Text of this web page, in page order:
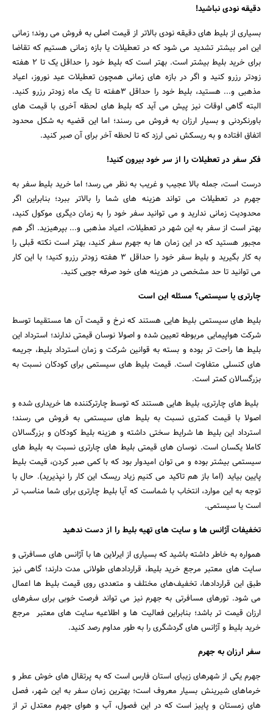
دقیقه نودی نباشید!
بسیاری از بلیط های دقیقه نودی بالاتر از قیمت اصلی به فروش می روند؛ زمانی
این امر بیشتر تشدید می شود که در تعطیلات یا بازه زمانی هستیم که تقاضا
برای خرید بلیط بیشتر است. بهتر است که بلیط خود را حداقل یک تا 2 هفته
زودتر رزرو کنید و اگر در بازه های زمانی همچون تعطیلات عید نوروز، اعیاد
مذهبی و... هستید، بلیط خود را حداقل 3هفته تا یک ماه زودتر رزرو کنید.
البته گاهی اوقات نیز پیش می آید که بلیط های لحظه آخری با قیمت های
باورنکردنی و بسیار ارزان به فروش می رسند؛ اما این قضیه به شکل محدود
اتفاق افتاده و به ریسکش نمی ارزد که تا لحظه آخر برای آن صبر کنید.
فکر سفر در تعطیلات را از سر خود بیرون کنید!
درست است، جمله بالا عجیب و غریب به نظر می رسد؛ اما خرید بلیط سفر به
جهرم در تعطیلات می تواند هزینه های شما را بالاتر ببرد؛ بنابراین اگر
محدودیت زمانی ندارید و می توانید سفر خود را به زمان دیگری موکول کنید،
بهتر است از سفر به این شهر در تعطیلات، اعیاد مذهبی و... بپرهیزید. اگر هم
مجبور هستید که در این زمان ها به جهرم سفر کنید، بهتر است نکته قبلی را
به کار بگیرید و بلیط سفر خود را حداقل 3 هفته زودتر رزرو کنید؛ با این کار
می توانید تا حد مشخصی در هزینه های خود صرفه جویی کنید.
چارتری یا سیستمی؟ مسئله این است
بلیط های سیستمی بلیط هایی هستند که نرخ و قیمت آن ها مستقیما توسط
شرکت هواپیمایی مربوطه تعیین شده و اصولا نوسان قیمتی ندارند؛ استرداد این
بلیط ها راحت تر بوده و بسته به قوانین شرکت و زمان استرداد بلیط، جریمه
های کنسلی متفاوت است. قیمت بلیط های سیستمی برای کودکان نسبت به
بزرگسالان کمتر است.
بلیط های چارتری، بلیط هایی هستند که توسط چارترکننده ها خریداری شده و
اصولا با قیمت کمتری نسبت به بلیط های سیستمی به فروش می رسند؛
استرداد این بلیط ها شرایط سختی داشته و هزینه بلیط کودکان و بزرگسالان
کاملا یکسان است. نوسان های قیمتی بلیط های چارتری نسبت به بلیط های
سیستمی بیشتر بوده و می توان امیدوار بود که با کمی صبر کردن، قیمت بلیط
پایین بیاید (اما باز هم تاکید می کنیم زیاد ریسک این کار را نپذیرید). حال با
توجه به این موارد، انتخاب با شماست که آیا بلیط چارتری برای شما مناسب تر
است یا سیستمی.
تخفیفات آژانس ها و سایت های تهیه بلیط را از دست ندهید
همواره به خاطر داشته باشید که بسیاری از ایرلاین ها با آژانس های مسافرتی و
سایت های معتبر مرجع خرید بلیط، قراردادهای طولانی مدت دارند؛ گاهی نیز
طبق این قراردادها، تخفیف‌های مختلف و متعددی روی قیمت بلیط ها اعمال
می شود. تورهای مسافرتی به جهرم نیز می تواند فرصت خوبی برای سفرهای
ارزان قیمت تر باشد؛ بنابراین فعالیت ها و اطلاعیه سایت های معتبر مرجع
خرید بلیط و آژانس های گردشگری را به طور مداوم رصد کنید.
سفر ارزان به جهرم
جهرم یکی از شهرهای زیبای استان فارس است که به پرتقال های خوش عطر و
خرماهای شیرینش بسیار معروف است؛ بهترین زمان سفر به این شهر، ‌فصل
های زمستان و پاییز است که در این فصول، آب و هوای جهرم معتدل تر از